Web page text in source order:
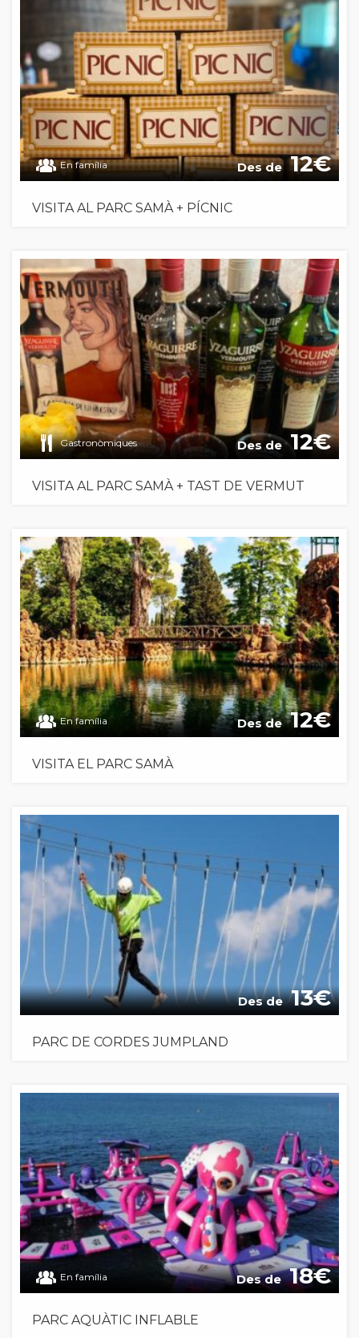
En família Des de 12
VISITA AL PARC SAMÀ + PÍCNIC
Gastronòmiques Des de 12
VISITA AL PARC SAMÀ + TAST DE VERMUT
En família Des de 12
VISITA EL PARC SAMÀ
Des de 13
PARC DE CORDES JUMPLAND
En família Des de 18
PARC AQUÀTIC INFLABLE